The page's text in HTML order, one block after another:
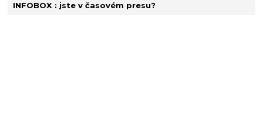
INFOBOX : jste v časovém presu?